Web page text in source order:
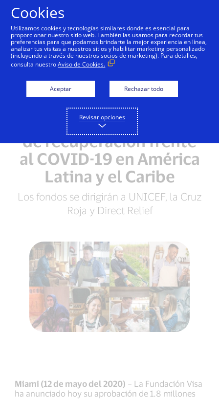
NOTAS DE PRENSA
La Fundación Visa
anuncia los beneficiarios
de los aportes para
fomentar los esfuerzos
de recuperación frente
al COVID-19 en América
Latina y el Caribe
Los fondos se dirigirán a UNICEF, la Cruz
Roja y Direct Relief
Miami (12 de mayo del 2020) – La Fundación Visa
ha anunciado hoy su aprobación de 1.8 millones
Cookies
Utilizamos cookies y tecnologías similares donde es esencial para
proporcionar nuestro sitio web. También las usamos para recordar tus
preferencias para que podamos brindarte la mejor experiencia en línea,
analizar tus visitas a nuestros sitios y habilitar marketing personalizado
(incluyendo a través de nuestros socios de marketing). Para detalles,
consulta nuestroAviso de Cookies.
Aceptar Rechazar todo
Revisar opciones